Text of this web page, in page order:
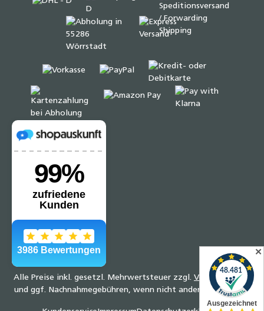
Alle Preise inkl. gesetzl. Mehrwertsteuer zzgl. Versandkosten
und ggf. Nachnahmegebühren, wenn nicht anders angegeben.
✕